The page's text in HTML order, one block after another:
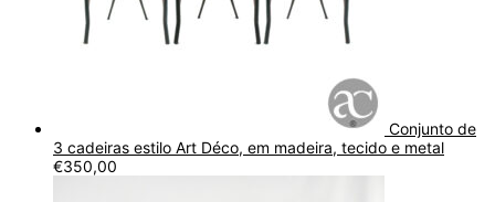
Conjunto de
3 cadeiras estilo Art Déco, em madeira, tecido e metal
€350,00